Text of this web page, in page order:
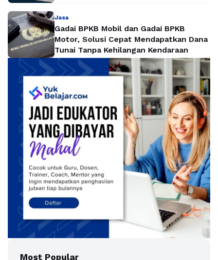
Jasa
Gadai BPKB Mobil dan Gadai BPKB
Motor, Solusi Cepat Mendapatkan Dana
Tunai Tanpa Kehilangan Kendaraan
Most Popular